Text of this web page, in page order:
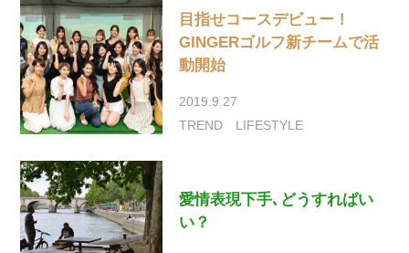
目指せコースデビュー！
GINGERゴルフ新チームで活
動開始
2019.9.27
TREND
LIFESTYLE
愛情表現下手､どうすればい
い？